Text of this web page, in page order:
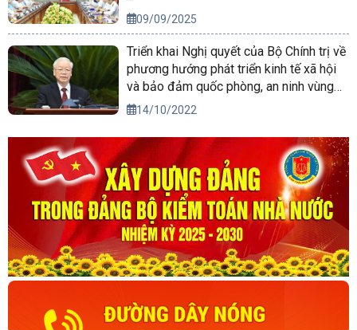
09/09/2025
Triển khai Nghị quyết của Bộ Chính trị về
phương hướng phát triển kinh tế xã hội
và bảo đảm quốc phòng, an ninh vùng
Tây Nguyên đến năm 2030, tầm nhìn
14/10/2022